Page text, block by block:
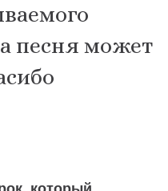
песня может